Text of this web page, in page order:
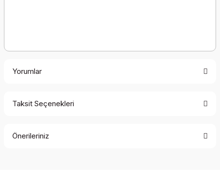
Yorumlar
Taksit Seçenekleri
Önerileriniz